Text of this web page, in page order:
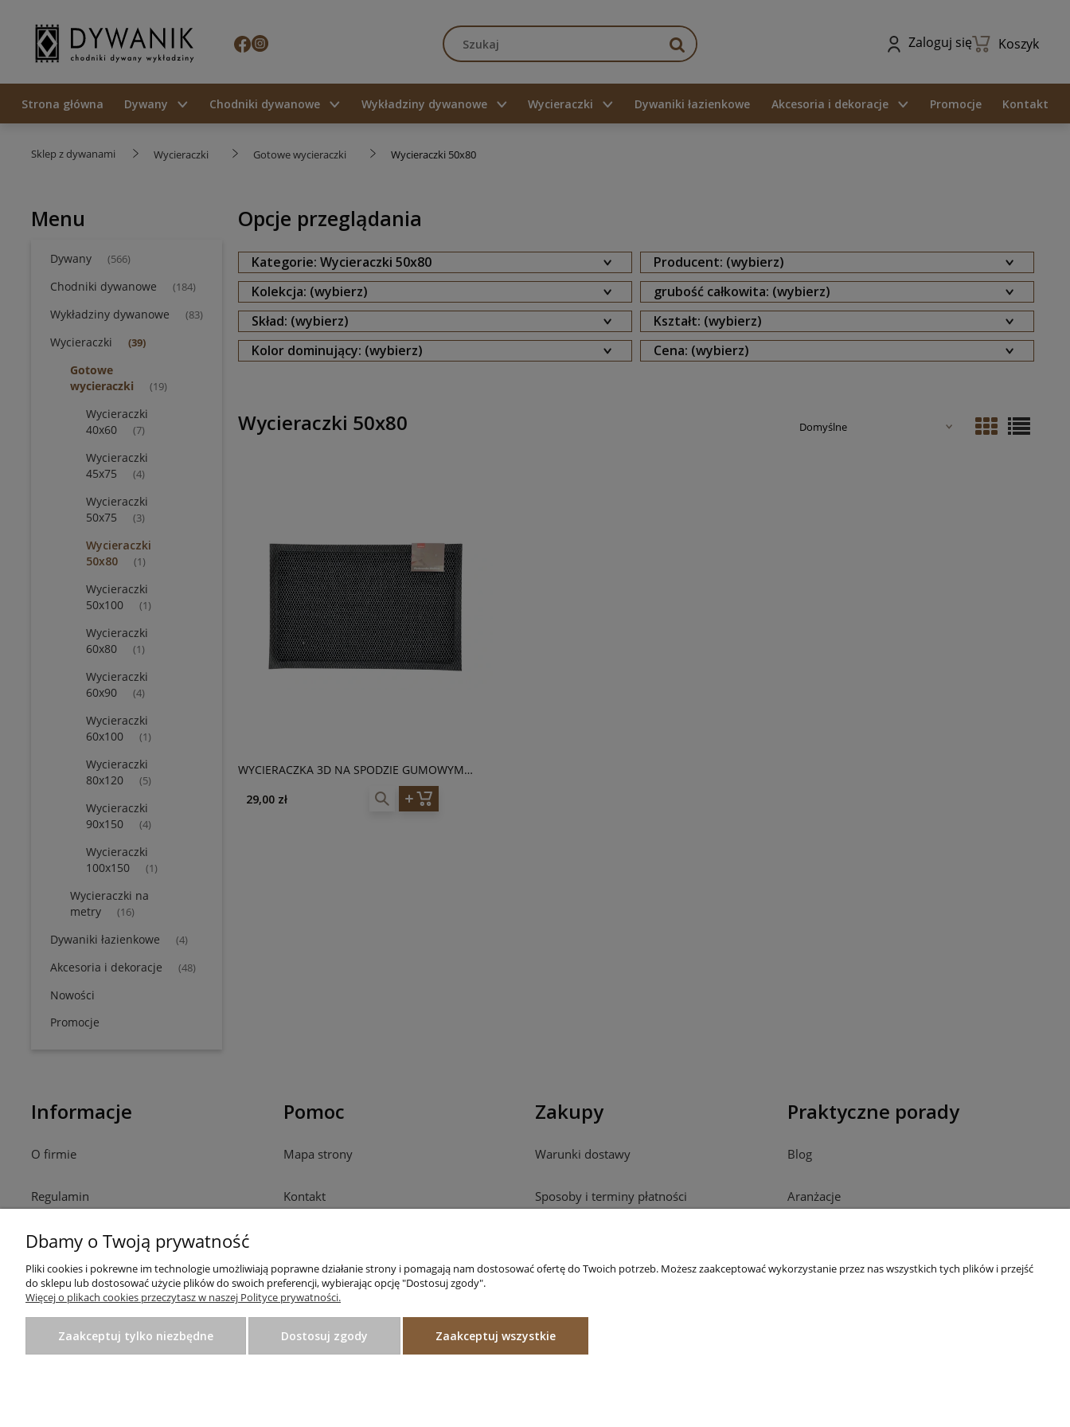
Zaloguj się Koszyk
Strona główna Dywany Chodniki dywanowe Wykładziny dywanowe Wycieraczki Dywaniki łazienkowe Akcesoria i dekoracje Promocje Kontakt
Sklep z dywanami Wycieraczki Gotowe wycieraczki Wycieraczki 50x80
Menu
Dywany (566)
Chodniki dywanowe (184)
Wykładziny dywanowe (83)
Wycieraczki (39)
Gotowe
wycieraczki
(19)
Wycieraczki
40x60
(7)
Wycieraczki
45x75
(4)
Wycieraczki
50x75
(3)
Wycieraczki
50x80
(1)
Wycieraczki
50x100
(1)
Wycieraczki
60x80
(1)
Wycieraczki
60x90
(4)
Wycieraczki
60x100
(1)
Wycieraczki
80x120
(5)
Wycieraczki
90x150
(4)
Wycieraczki
100x150
(1)
Wycieraczki na
metry
(16)
Dywaniki łazienkowe (4)
Akcesoria i dekoracje (48)
Nowości
Promocje
Opcje przeglądania
Kategorie: Wycieraczki 50x80
Producent: (wybierz)
Kolekcja: (wybierz)
grubość całkowita: (wybierz)
Skład: (wybierz)
Kształt: (wybierz)
Kolor dominujący: (wybierz)
Cena: (wybierz)
Wycieraczki 50x80
WYCIERACZKA 3D NA SPODZIE GUMOWYM
29,00 zł
Informacje
O firmie
Regulamin
Polityka prywatności
Ustawienia plików cookies
Pomoc
Mapa strony
Kontakt
Zakupy
Warunki dostawy
Sposoby i terminy płatności
Praktyczne porady
Blog
Aranżacje
Dbamy o Twoją prywatność
Pliki cookies i pokrewne im technologie umożliwiają poprawne działanie strony i pomagają nam dostosować ofertę do Twoich potrzeb. Możesz zaakceptować wykorzystanie przez nas wszystkich tych plików i przejść
do sklepu lub dostosować użycie plików do swoich preferencji, wybierając opcję "Dostosuj zgody".
Więcej o plikach cookies przeczytasz w naszej Polityce prywatności.
Zaakceptuj tylko niezbędne Dostosuj zgody Zaakceptuj wszystkie